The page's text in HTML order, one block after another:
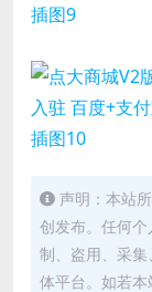
声明：本站
创发布。任何
制、盗用、采
体平台。如若